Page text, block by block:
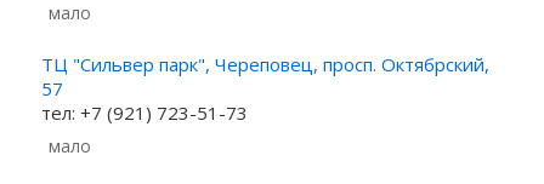
Мало
ТЦ "Сильвер парк", Череповец, просп. Октябрский,
57
тел: +7 (921) 723-51-73
Мало